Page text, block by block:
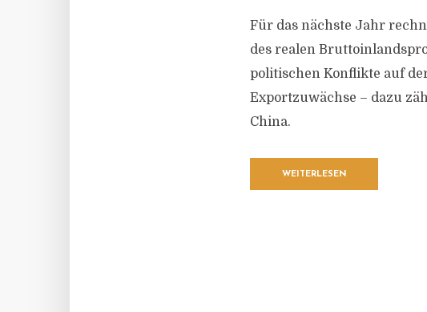
Für das nächste Jahr
des realen
politischen Konflikte auf
Exportzuwächse – dazu
China.
WEITERLESEN